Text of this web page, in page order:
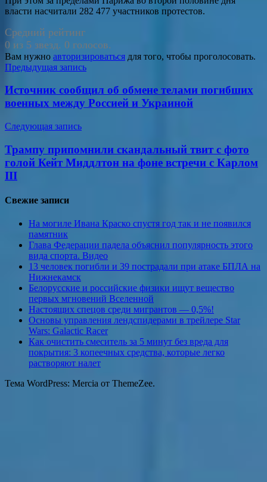
власти насчитали 282 477 участников протестов.
Средний рейтинг
0 из 5 звезд. 0 голосов.
Вам нужно авторизироваться для того, чтобы проголосовать.
Навигация
по
записям
Предыдущая запись
Источник сообщил об обмене телами погибших
военных между Россией и Украиной
Следующая запись
Трампу припомнили скандальный твит с фото
голой Кейт Миддлтон на фоне встречи с Карлом
III
Свежие записи
На могиле Ивана Краско спустя год так и не появился
памятник
Глава Федерации падела объяснил популярность этого
вида спорта. Видео
13 человек погибли и 39 пострадали при атаке БПЛА на
Нижнекамск
Белорусские и российские физики ищут вещество
первых мгновений Вселенной
Настоящих спецов среди мигрантов — 0,5%!
Основы управления лендспидерами в трейлере Star
Wars: Galactic Racer
Как очистить смеситель за 5 минут без вреда для
покрытия: 3 копеечных средства, которые легко
растворяют налет
Тема WordPress: Mercia от ThemeZee.